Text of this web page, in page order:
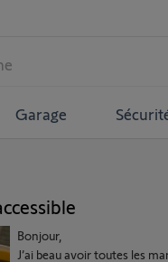
Garage
Bonjour,
J’ai beau avoir toutes les